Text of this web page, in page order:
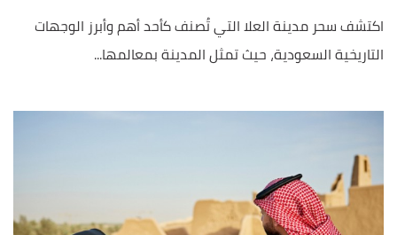
اكتشف سحر مدينة العلا التي تُصنف كأحد أهم وأبرز الوجهات
التاريخية السعودية، حيث تمثل المدينة بمعالمها...